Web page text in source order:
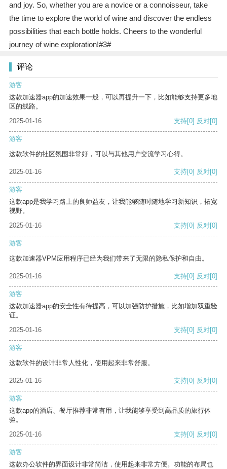
and joy. So, whether you are a novice or a connoisseur, take
the time to explore the world of wine and discover the endless
possibilities that each bottle holds. Cheers to the wonderful
journey of wine exploration!#3#
评论
游客
这款加速器app的加速效果一般，可以再提升一下，比如能够支持更多地
区的线路。
2025-01-16
支持[0] 反对[0]
游客
这款软件的社区氛围非常好，可以与其他用户交流学习心得。
2025-01-16 支持[0] 反对[0]
游客
这款app是我学习路上的良师益友，让我能够随时随地学习新知识，拓宽
视野。
2025-01-16
支持[0] 反对[0]
游客
这款加速器VPM应用程序已经为我们带来了无限的隐私保护和自由。
2025-01-16 支持[0] 反对[0]
游客
这款加速器app的安全性有待提高，可以加强防护措施，比如增加双重验
证。
2025-01-16
支持[0] 反对[0]
游客
这款软件的设计非常人性化，使用起来非常舒服。
2025-01-16 支持[0] 反对[0]
游客
这款app的酒店、餐厅推荐非常有用，让我能够享受到高品质的旅行体
验。
2025-01-16
支持[0] 反对[0]
游客
这款办公软件的界面设计非常简洁，使用起来非常方便。功能的布局也